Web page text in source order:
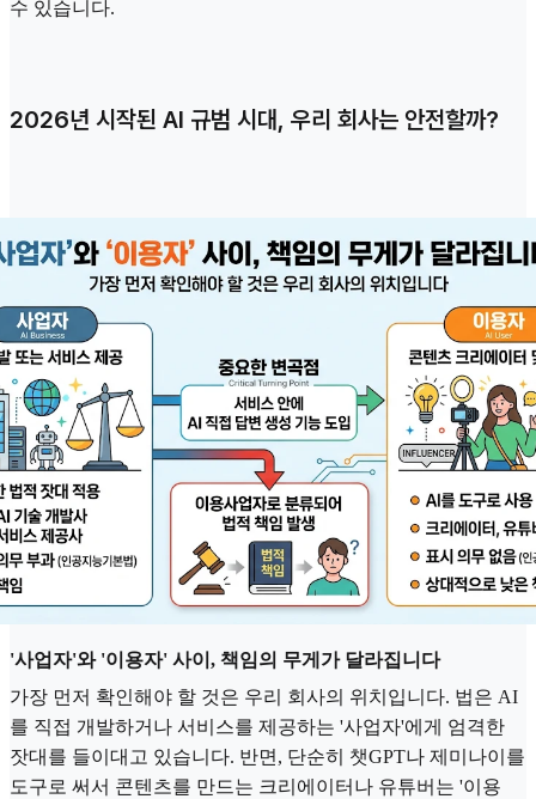
수 있습니다.
2026년 시작된 AI 규범 시대, 우리 회사는 안전할까?
'사업자'와 '이용자' 사이, 책임의 무게가 달라집니다
가장 먼저 확인해야 할 것은 우리 회사의 위치입니다. 법은 AI
를 직접 개발하거나 서비스를 제공하는 '사업자'에게 엄격한
잣대를 들이대고 있습니다. 반면, 단순히 챗GPT나 제미나이를
도구로 써서 콘텐츠를 만드는 크리에이터나 유튜버는 '이용